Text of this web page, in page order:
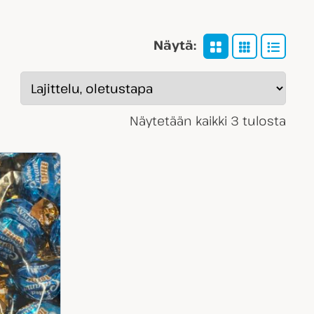
Näytä:
Näytetään kaikki 3 tulosta